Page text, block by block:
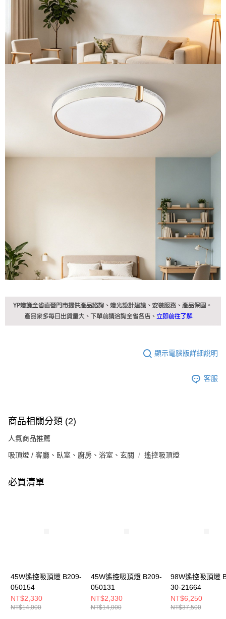
顯示電腦版詳細說明
客服
商品相關分類 (2)
人氣商品推薦
吸頂燈 / 客廳、臥室、廚房、浴室、玄關 遙控吸頂燈
必買清單
45W遙控吸頂燈 B209-
050154
NT$2,330
NT$14,000
45W遙控吸頂燈 B209-
050131
NT$2,330
NT$14,000
98W遙控吸頂燈
30-21664
NT$6,250
NT$37,500